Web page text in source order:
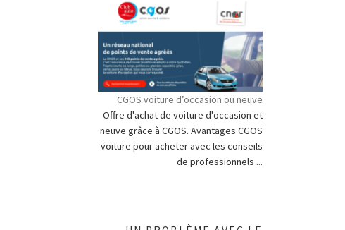
CGOS voiture d’occasion ou neuve
Offre d'achat de voiture d'occasion et
neuve grâce à CGOS. Avantages CGOS
voiture pour acheter avec les conseils
de professionnels ...